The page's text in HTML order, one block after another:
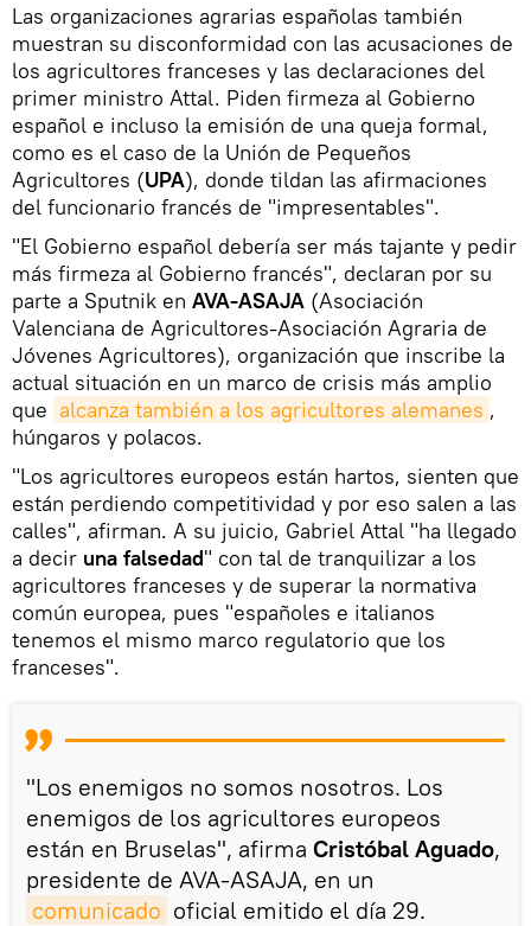
Las organizaciones agrarias españolas también
muestran su disconformidad con las acusaciones de
los agricultores franceses y las declaraciones del
primer ministro Attal. Piden firmeza al Gobierno
español e incluso la emisión de una queja formal,
como es el caso de la Unión de Pequeños
Agricultores (UPA), donde tildan las afirmaciones
del funcionario francés de "impresentables".
"El Gobierno español debería ser más tajante y pedir
más firmeza al Gobierno francés", declaran por su
parte a Sputnik en AVA-ASAJA (Asociación
Valenciana de Agricultores-Asociación Agraria de
Jóvenes Agricultores), organización que inscribe la
actual situación en un marco de crisis más amplio
que alcanza también a los agricultores alemanes ,
húngaros y polacos.
"Los agricultores europeos están hartos, sienten que
están perdiendo competitividad y por eso salen a las
calles", afirman. A su juicio, Gabriel Attal "ha llegado
a decir una falsedad" con tal de tranquilizar a los
agricultores franceses y de superar la normativa
común europea, pues "españoles e italianos
tenemos el mismo marco regulatorio que los
franceses".
"Los enemigos no somos nosotros. Los
enemigos de los agricultores europeos
están en Bruselas", afirma Cristóbal Aguado,
presidente de AVA-ASAJA, en un
comunicado oficial emitido el día 29.